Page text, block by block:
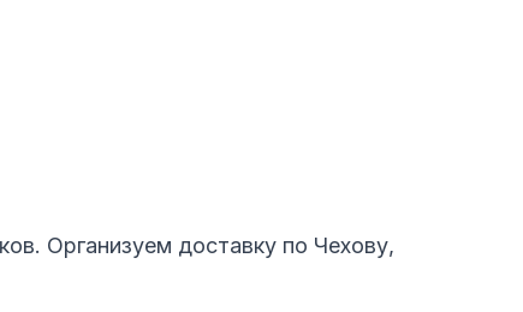
Организуем доставку по Чехову,